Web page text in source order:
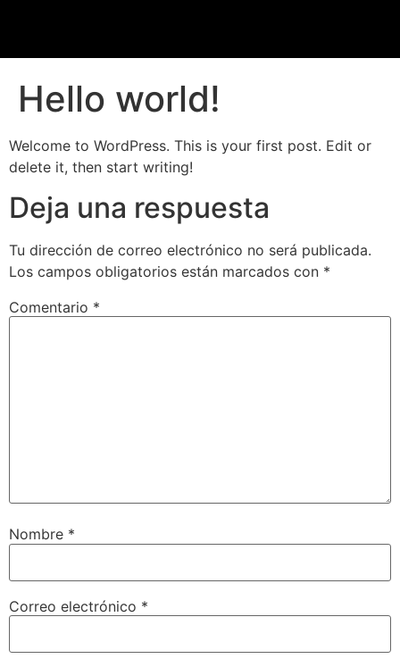
Hello world!
Welcome to WordPress. This is your first post. Edit or
delete it, then start writing!
Deja una respuesta
Tu dirección de correo electrónico no será publicada.
Los campos obligatorios están marcados con *
Comentario *
Nombre *
Correo electrónico *